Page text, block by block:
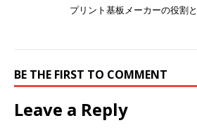
プリント基板メーカーの役割
BE THE FIRST TO COMMENT
Leave a Reply